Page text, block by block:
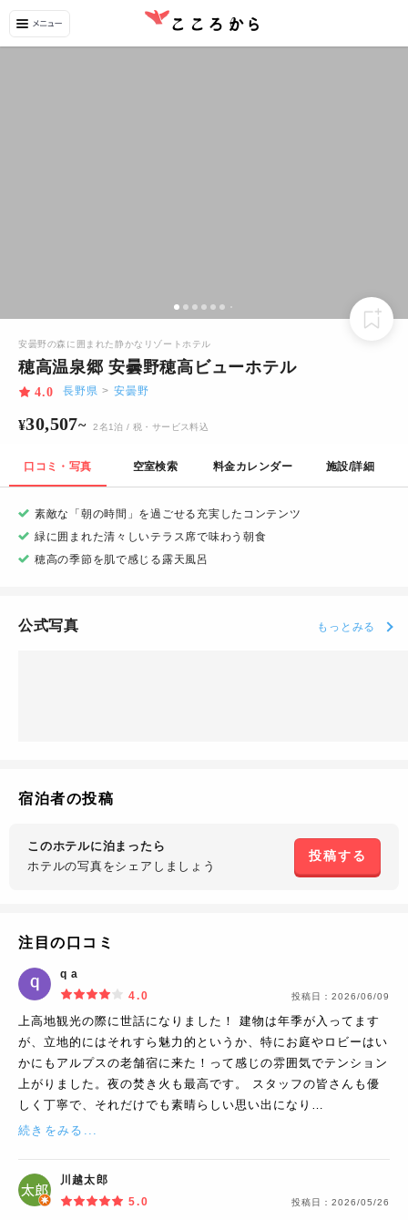
安曇野の森に囲まれた静かなリゾートホテル
穂高温泉郷 安曇野穂高ビューホテル
4.0 長野県 > 安曇野
¥30,507~ 2名1泊 / 税・サービス料込
口コミ・写真 空室検索 料金カレンダー 施設/詳細
素敵な「朝の時間」を過ごせる充実したコンテンツ
緑に囲まれた清々しいテラス席で味わう朝食
穂高の季節を肌で感じる露天風呂
公式写真 もっとみる
宿泊者の投稿
このホテルに泊まったら
ホテルの写真をシェアしましょう
投稿する
注目の口コミ
q a
4.0
投稿日： 2026/06/09
上高地観光の際に世話になりました！ 建物は年季が入ってます
が、立地的にはそれすら魅力的というか、特にお庭やロビーはい
かにもアルプスの老舗宿に来た！って感じの雰囲気でテンション
上がりました。夜の焚き火も最高です。 スタッフの皆さんも優
しく丁寧で、それだけでも素晴らしい思い出になり…
続きをみる...
川越太郎
5.0
投稿日： 2026/05/26